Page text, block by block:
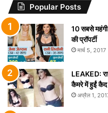
Popular Posts
10 सबसे महंगी
की प्रॉपर्टी
मार्च 5, 2017
LEAKED:
कैमरे में हुईं कैद
अप्रैल 1,